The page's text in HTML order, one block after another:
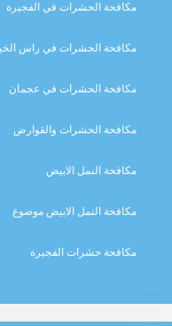
مكافحة الحشرات في الفجيرة
مكافحة الحشرات في راس
مكافحة الحشرات في عجمان
مكافحة الحشرات والقوارض
مكافحة النمل الابيض
مكافحة النمل الابيض موضوع
مكافحة حشرات الفجيرة